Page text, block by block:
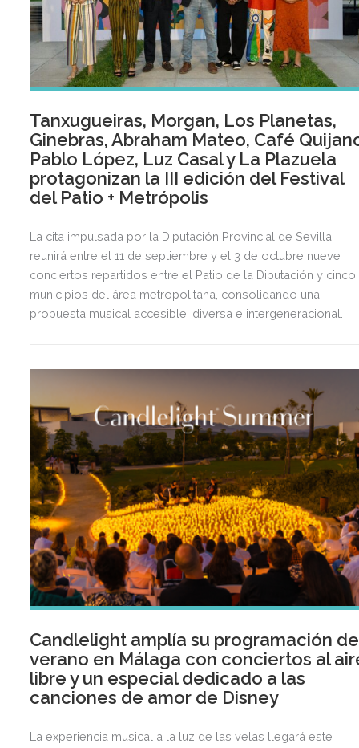
Tanxugueiras, Morgan, Los Planetas,
Ginebras, Abraham Mateo, Café
Pablo López, Luz Casal y La Plazuela
protagonizan la III edición del Festival
del Patio + Metrópolis
La cita impulsada por la Diputación Provincial de Sevilla
reunirá entre el 11 de septiembre y el 3 de octubre nueve
conciertos repartidos entre el Patio de la Diputación y cinco
municipios del área metropolitana, consolidando una
propuesta musical accesible, diversa e intergeneracional.
Candlelight amplía su programación de
verano en Málaga con conciertos al
libre y un especial dedicado a las
canciones de amor de Disney
La experiencia musical a la luz de las velas llegará este